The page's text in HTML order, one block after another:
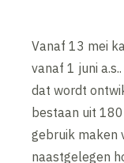
Vanaf 13 mei
vanaf 1 juni
dat wordt
bestaan uit
gebruik maken
naastgelegen